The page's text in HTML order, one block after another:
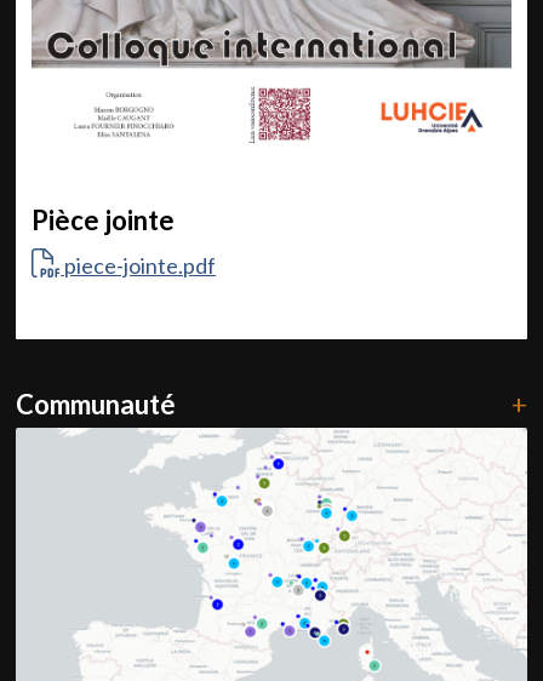
Pièce jointe
piece-jointe.pdf
Communauté +